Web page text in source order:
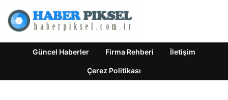
Güncel Haberler Firma Rehberi İletişim
Çerez Politikası